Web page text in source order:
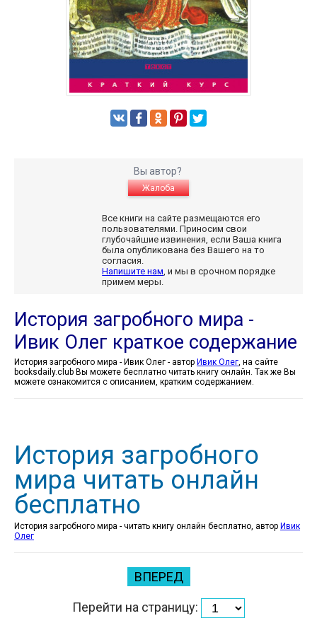
Вы автор?
Жалоба
Все книги на сайте размещаются его
пользователями. Приносим свои
глубочайшие извинения, если Ваша книга
была опубликована без Вашего на то
согласия.
Напишите нам, и мы в срочном порядке
примем меры.
История загробного мира -
Ивик Олег краткое содержание
История загробного мира - Ивик Олег - автор Ивик Олег, на сайте
booksdaily.club Вы можете бесплатно читать книгу онлайн. Так же Вы
можете ознакомится с описанием, кратким содержанием.
История загробного
мира читать онлайн
бесплатно
История загробного мира - читать книгу онлайн бесплатно, автор Ивик
Олег
ВПЕРЕД
Перейти на страницу: